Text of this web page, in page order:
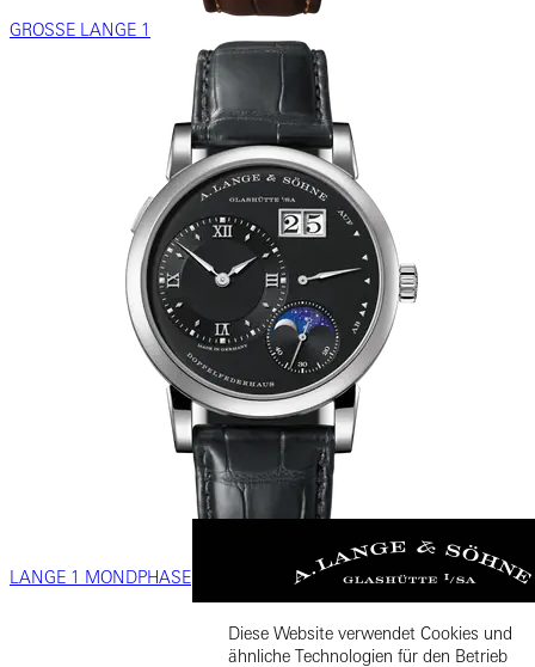
GROSSE LANGE 1
LANGE 1 MONDPHASE
Diese Website verwendet Cookies und
ähnliche Technologien für den Betrieb